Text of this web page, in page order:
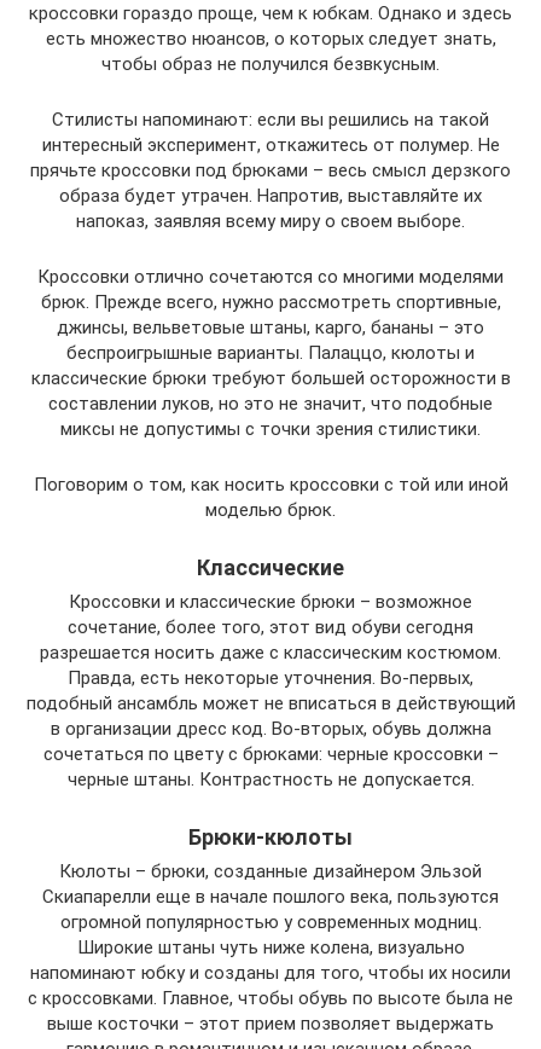
кроссовки гораздо проще, чем к юбкам. Однако и здесь
есть множество нюансов, о которых следует знать,
чтобы образ не получился безвкусным.
Стилисты напоминают: если вы решились на такой
интересный эксперимент, откажитесь от полумер. Не
прячьте кроссовки под брюками – весь смысл дерзкого
образа будет утрачен. Напротив, выставляйте их
напоказ, заявляя всему миру о своем выборе.
Кроссовки отлично сочетаются со многими моделями
брюк. Прежде всего, нужно рассмотреть спортивные,
джинсы, вельветовые штаны, карго, бананы – это
беспроигрышные варианты. Палаццо, кюлоты и
классические брюки требуют большей осторожности в
составлении луков, но это не значит, что подобные
миксы не допустимы с точки зрения стилистики.
Поговорим о том, как носить кроссовки с той или иной
моделью брюк.
Классические
Кроссовки и классические брюки – возможное
сочетание, более того, этот вид обуви сегодня
разрешается носить даже с классическим костюмом.
Правда, есть некоторые уточнения. Во-первых,
подобный ансамбль может не вписаться в действующий
в организации дресс код. Во-вторых, обувь должна
сочетаться по цвету с брюками: черные кроссовки –
черные штаны. Контрастность не допускается.
Брюки-кюлоты
Кюлоты – брюки, созданные дизайнером Эльзой
Скиапарелли еще в начале пошлого века, пользуются
огромной популярностью у современных модниц.
Широкие штаны чуть ниже колена, визуально
напоминают юбку и созданы для того, чтобы их носили
с кроссовками. Главное, чтобы обувь по высоте была не
выше косточки – этот прием позволяет выдержать